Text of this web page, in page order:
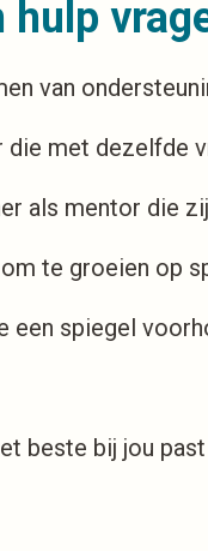
hulp
van
met dezelfde
als mentor die
te groeien op
een spiegel
beste bij jou